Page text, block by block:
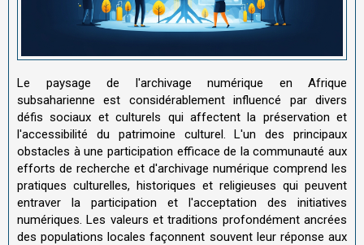
Le paysage de l'archivage numérique en Afrique
subsaharienne est considérablement influencé par divers
défis sociaux et culturels qui affectent la préservation et
l'accessibilité du patrimoine culturel. L'un des principaux
obstacles à une participation efficace de la communauté aux
efforts de recherche et d'archivage numérique comprend les
pratiques culturelles, historiques et religieuses qui peuvent
entraver la participation et l'acceptation des initiatives
numériques. Les valeurs et traditions profondément ancrées
des populations locales façonnent souvent leur réponse aux